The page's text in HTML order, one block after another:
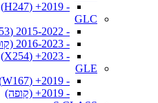
- 2019+ (H247)
GLC
- 2015-2022 (X253)
- 2016-2023 (קופה)
- 2023+ (X254)
GLE
- 2019+ (W167)
- 2019+ (קופה)